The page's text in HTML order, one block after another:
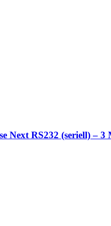
Next RS232 (seriell) – 3